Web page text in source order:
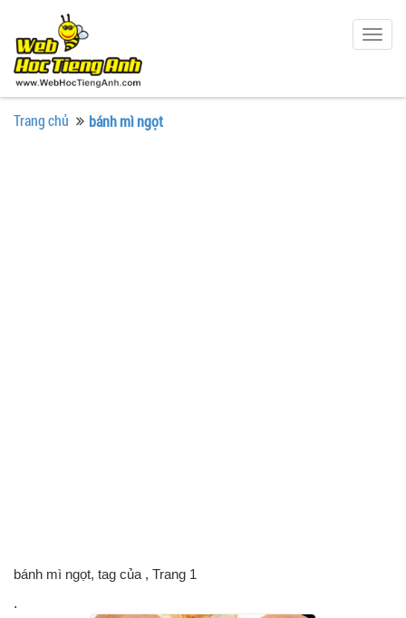
Trang chủ bánh mì ngọt
bánh mì ngọt, tag của , Trang 1
.